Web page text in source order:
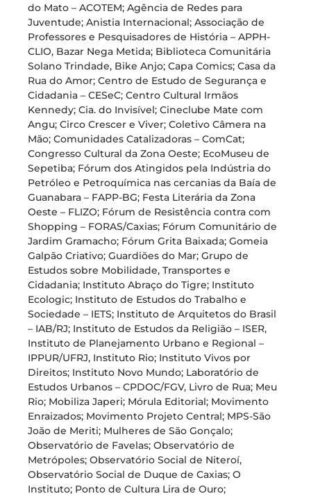
do Mato – ACOTEM; Agência de Redes para
Juventude; Anistia Internacional; Associação de
Professores e Pesquisadores de História – APPH-
CLIO, Bazar Nega Metida; Biblioteca Comunitária
Solano Trindade, Bike Anjo; Capa Comics; Casa da
Rua do Amor; Centro de Estudo de Segurança e
Cidadania – CESeC; Centro Cultural Irmãos
Kennedy; Cia. do Invisível; Cineclube Mate com
Angu; Circo Crescer e Viver; Coletivo Câmera na
Mão; Comunidades Catalizadoras – ComCat;
Congresso Cultural da Zona Oeste; EcoMuseu de
Sepetiba; Fórum dos Atingidos pela Indústria do
Petróleo e Petroquímica nas cercanias da Baía de
Guanabara – FAPP-BG; Festa Literária da Zona
Oeste – FLIZO; Fórum de Resistência contra com
Shopping – FORAS/Caxias; Fórum Comunitário de
Jardim Gramacho; Fórum Grita Baixada; Gomeia
Galpão Criativo; Guardiões do Mar; Grupo de
Estudos sobre Mobilidade, Transportes e
Cidadania; Instituto Abraço do Tigre; Instituto
Ecologic; Instituto de Estudos do Trabalho e
Sociedade – IETS; Instituto de Arquitetos do Brasil
– IAB/RJ; Instituto de Estudos da Religião – ISER,
Instituto de Planejamento Urbano e Regional –
IPPUR/UFRJ, Instituto Rio; Instituto Vivos por
Direitos; Instituto Novo Mundo; Laboratório de
Estudos Urbanos – CPDOC/FGV, Livro de Rua; Meu
Rio; Mobiliza Japeri; Mórula Editorial; Movimento
Enraizados; Movimento Projeto Central; MPS-São
João de Meriti; Mulheres de São Gonçalo;
Observatório de Favelas; Observatório de
Metrópoles; Observatório Social de Niteroí,
Observatório Social de Duque de Caxias; O
Instituto; Ponto de Cultura Lira de Ouro;